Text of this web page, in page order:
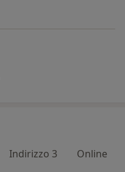
Indirizzo 3 Online